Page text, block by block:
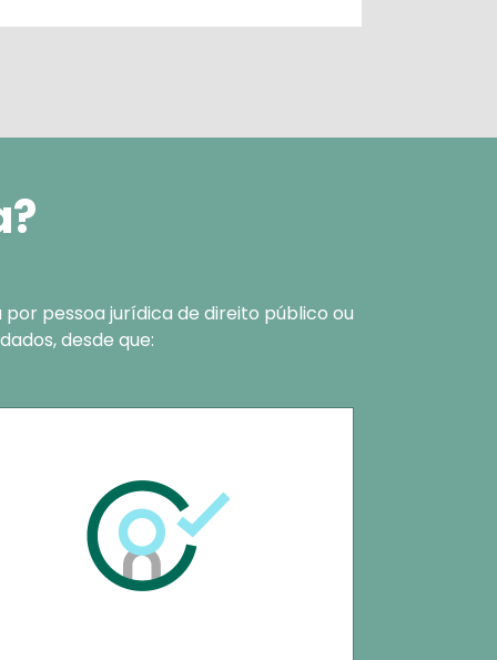
pessoa jurídica de direito público ou
desde que: